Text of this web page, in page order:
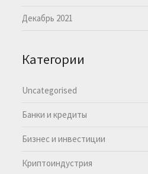
Декабрь 2021
Категории
Uncategorised
Банки и кредиты
Бизнес и инвестиции
Криптоиндустрия